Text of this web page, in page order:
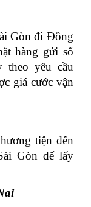
Gòn đi Đồng
hàng gửi số
theo yêu cầu
giá cước vận
tiện đến
Gòn để lấy